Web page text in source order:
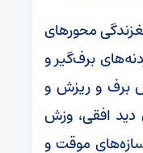
محورهای
برف‌گیر و
برف و ریزش و
افقی، وزش
موقت و